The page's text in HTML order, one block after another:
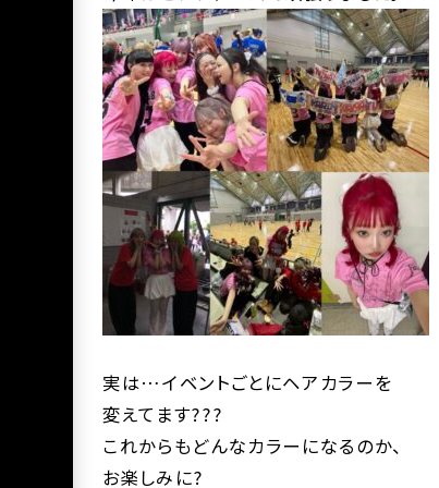
実は…イベントごとにヘアカラーを
変えてます???
これからもどんなカラーになるのか、
お楽しみに?